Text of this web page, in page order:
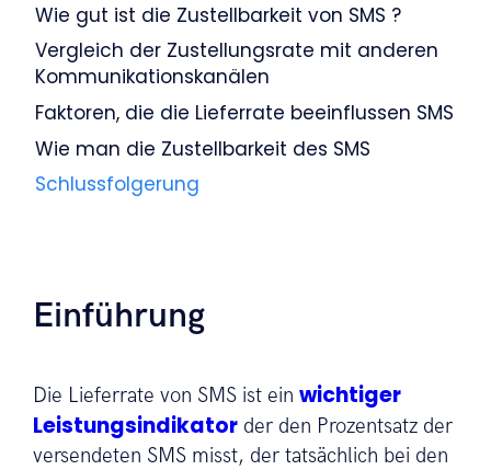
Wie gut ist die Zustellbarkeit von SMS ?
Vergleich der Zustellungsrate mit anderen
Kommunikationskanälen
Faktoren, die die Lieferrate beeinflussen SMS
Wie man die Zustellbarkeit des SMS
Schlussfolgerung
Einführung
Die Lieferrate von SMS ist ein wichtiger
Leistungsindikator der den Prozentsatz der
versendeten SMS misst, der tatsächlich bei den